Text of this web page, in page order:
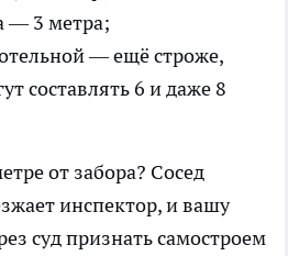
— 3 метра;
— ещё строже,
составлять 6 и даже 8
от забора? Сосед
инспектор, и вашу
суд признать самостроем